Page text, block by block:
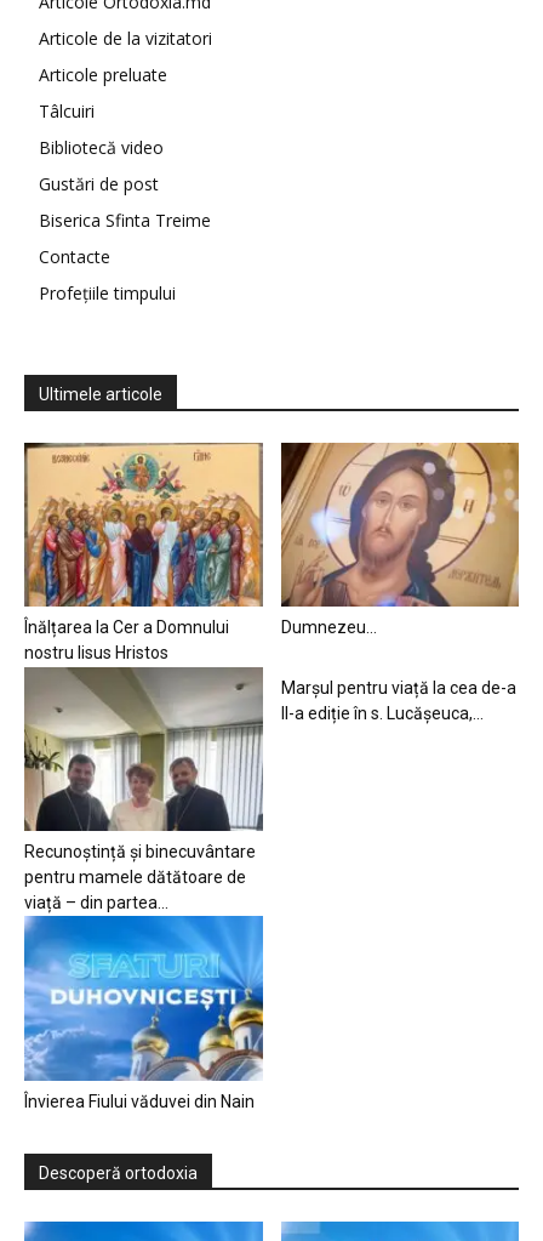
Articole de la vizitatori
Articole preluate
Tâlcuiri
Bibliotecă video
Gustări de post
Biserica Sfinta Treime
Contacte
Profețiile timpului
Ultimele articole
Înălțarea la Cer a Domnului
nostru Iisus Hristos
Dumnezeu…
Recunoștință și binecuvântare
pentru mamele dătătoare de
viață – din partea...
Marșul pentru viață la cea de-a
II-a ediție în s. Lucășeuca,...
Învierea Fiului văduvei din Nain
Descoperă ortodoxia